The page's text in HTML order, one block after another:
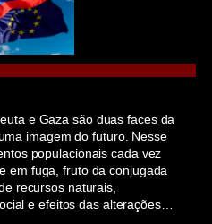
e Gaza são duas faces da
imagem do futuro. Nesse
populacionais cada vez
em fuga, fruto da conjugada
recursos naturais,
e efeitos das alterações…